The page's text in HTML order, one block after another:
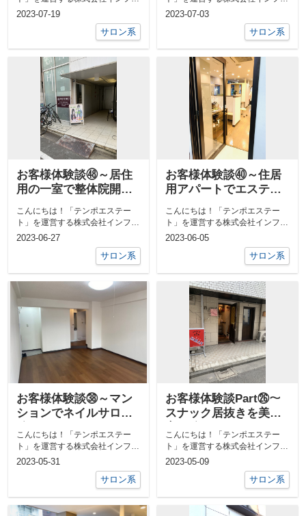
ニティライフの海本です。テンポ
2023-07-19
サロン系
ニティライフの社本です。テンポ
2023-07-03
サロン系
お客様体験談㊽～居住
用の一室で整体院開業
こんにちは！「テンポエステー
ト」を運営する株式会社インフィ
ニティライフの伊礼です。テンポ
2023-06-27
サロン系
お客様体験談㊵～住居
用アパートでエステサ
こんにちは！「テンポエステー
ト」を運営する株式会社インフィ
ニティライフの伊礼です。テンポ
2023-06-05
サロン系
お客様体験談㊳～マン
ションでネイルサロン
こんにちは！「テンポエステー
ト」を運営する株式会社インフィ
ニティライフの海本です。テンポ
2023-05-31
サロン系
お客様体験談Part㉖～
スナック居抜きを美容
こんにちは！「テンポエステー
ト」を運営する株式会社インフィ
ニティライフの伊礼です。テンポ
2023-05-09
サロン系